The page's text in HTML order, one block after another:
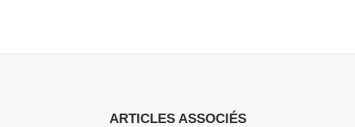
ARTICLES ASSOCIÉS